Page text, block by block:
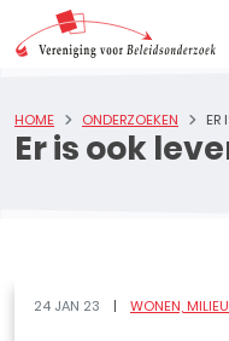
Er is ook
HOME ONDERZOEKEN ER
24 JAN 23 WONEN,